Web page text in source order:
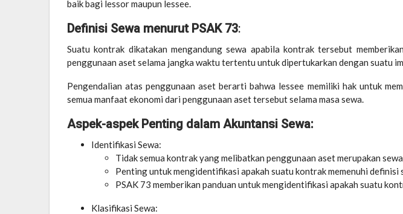
baik bagi lessor maupun lessee.
Definisi Sewa menurut PSAK 73:
Suatu kontrak dikatakan mengandung sewa apabila kontrak tersebut
penggunaan aset selama jangka waktu tertentu untuk dipertukarkan dengan suatu
Pengendalian atas penggunaan aset berarti bahwa lessee memiliki hak untuk
semua manfaat ekonomi dari penggunaan aset tersebut selama masa sewa.
Aspek-aspek Penting dalam Akuntansi Sewa:
Identifikasi Sewa:
Tidak semua kontrak yang melibatkan penggunaan aset merupakan
Penting untuk mengidentifikasi apakah suatu kontrak memenuhi definisi
PSAK 73 memberikan panduan untuk mengidentifikasi apakah suatu
Klasifikasi Sewa: